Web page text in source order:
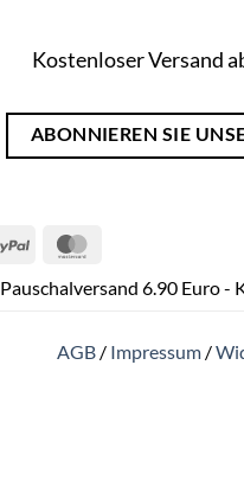
Kostenloser Versand
ABONNIEREN SIE
PayPal
Pauschalversand 6.90 Euro -
AGB / Impressum /